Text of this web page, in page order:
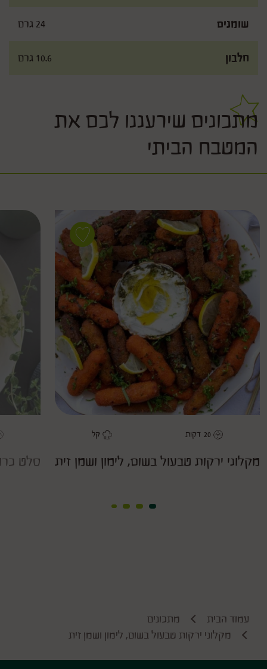
שומנים 24 גרם
חלבון 10.6 גרם
מתכונים שירעננו לכם את
המטבח הביתי
Save
recipe
מקלוני
ירקות
טבעול
בשום,
לימון
ושמן
זית as
favorite
מקלוני ירקות טבעול בשום, לימון ושמן זית
20 דקות
קל
סלט
עמוד הבית
מתכונים
מקלוני ירקות טבעול בשום, לימון ושמן זית